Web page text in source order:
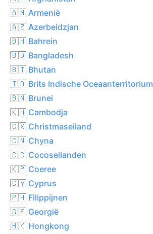
🇦🇲 Armenië
🇦🇿 Azerbeidzjan
🇧🇭 Bahrein
🇧🇩 Bangladesh
🇧🇹 Bhutan
🇮🇴 Brits Indische Oceaanterritorium
🇧🇳 Brunei
🇰🇭 Cambodja
🇨🇽 Christmaseiland
🇨🇳 Chyna
🇨🇨 Cocoseilanden
🇰🇵 Coeree
🇨🇾 Cyprus
🇵🇭 Filippijnen
🇬🇪 Georgië
🇭🇰 Hongkong